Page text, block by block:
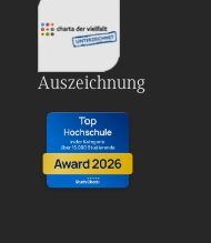
Auszeichnung